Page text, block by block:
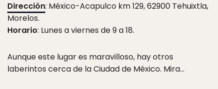
Dirección: México-Acapulco km 129, 62900 Tehuixtla,
Morelos.
Horario: Lunes a viernes de 9 a 18.
Aunque este lugar es maravilloso, hay otros
laberintos cerca de la Ciudad de México. Mira…